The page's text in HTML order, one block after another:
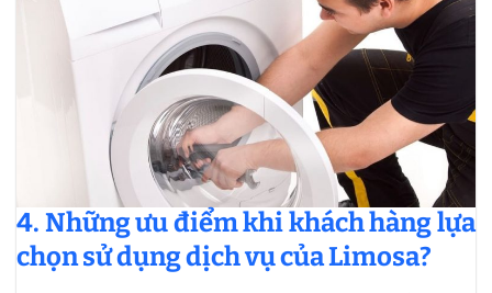
4. Những ưu điểm khi khách hàng lựa
chọn sử dụng dịch vụ của Limosa?